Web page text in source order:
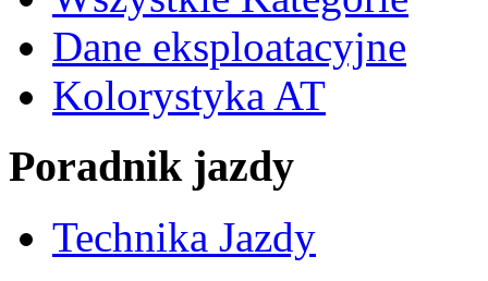
Dane eksploatacyjne
Kolorystyka AT
Poradnik jazdy
Technika Jazdy